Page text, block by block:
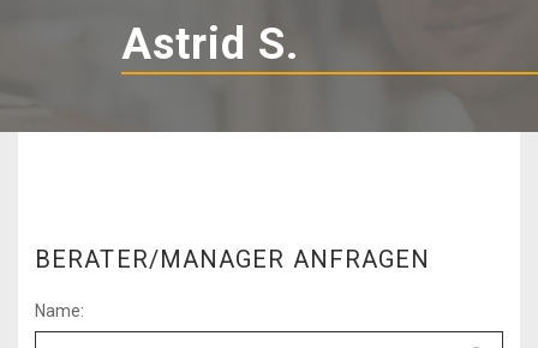
Astrid S.
BERATER/MANAGER ANFRAGEN
Name: